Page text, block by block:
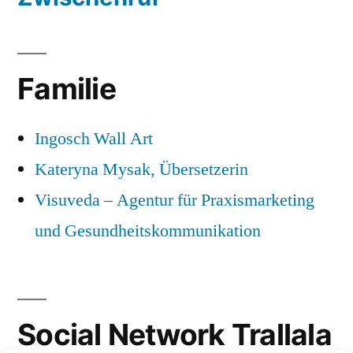
Familie
Ingosch Wall Art
Kateryna Mysak, Übersetzerin
Visuveda – Agentur für Praxismarketing
und Gesundheitskommunikation
Social Network Trallala